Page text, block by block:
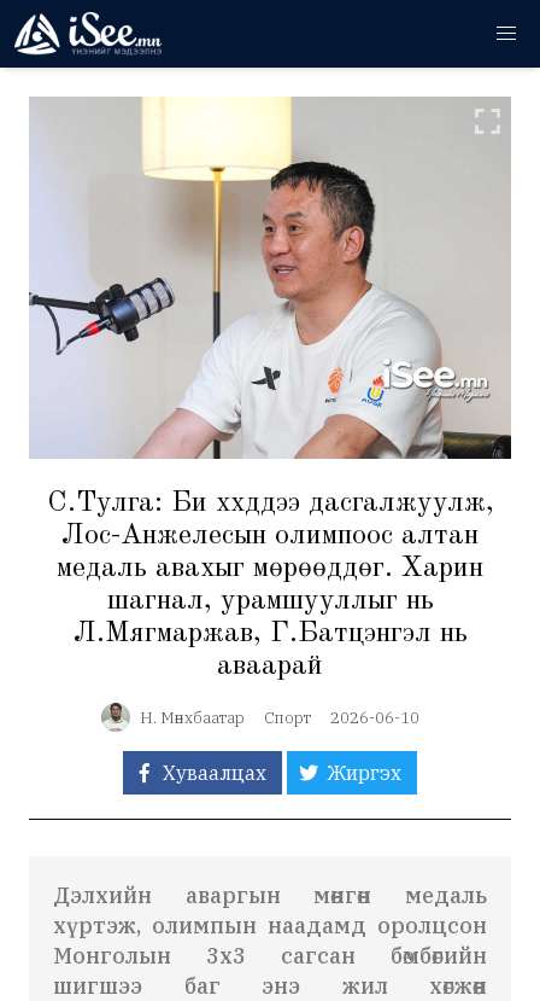
С.Тулга: Би хүүхдүүдээ дасгалжуулж,
Лос-Анжелесын олимпоос алтан
медаль авахыг мөрөөддөг. Харин
шагнал, урамшууллыг нь
Л.Мягмаржав, Г.Батцэнгэл нь
аваарай
Н. Мөнхбаатар Спорт 2026-06-10
Хуваалцах Жиргэх
Дэлхийн аваргын мөнгөн медаль
хүртэж, олимпын наадамд оролцсон
Монголын 3х3 сагсан бөмбөгийн
шигшээ баг энэ жил хөгжөөн